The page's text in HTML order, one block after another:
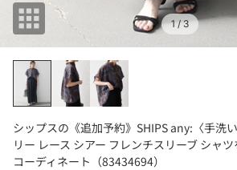
1/ 3
シップスの《追加予約》SHIPS any:〈手洗
リー レース シアー フレンチスリーブ シャ
コーディネート（83434694）